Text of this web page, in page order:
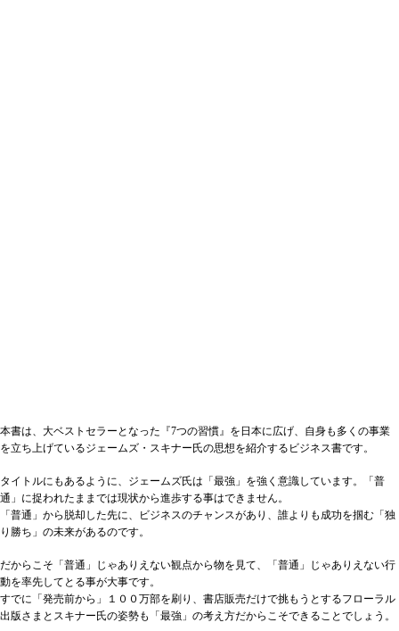
本書は、大ベストセラーとなった『7つの習慣』を日本に広げ、自身も多くの事業
を立ち上げているジェームズ・スキナー氏の思想を紹介するビジネス書です。
タイトルにもあるように、ジェームズ氏は「最強」を強く意識しています。「普
通」に捉われたままでは現状から進歩する事はできません。
「普通」から脱却した先に、ビジネスのチャンスがあり、誰よりも成功を掴む「独
り勝ち」の未来があるのです。
だからこそ「普通」じゃありえない観点から物を見て、「普通」じゃありえない行
動を率先してとる事が大事です。
すでに「発売前から」１００万部を刷り、書店販売だけで挑もうとするフローラル
出版さまとスキナー氏の姿勢も「最強」の考え方だからこそできることでしょう。